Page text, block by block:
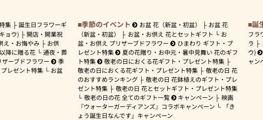
集
誕生日フラワーギ
ョウ)
開店・開業祝
え・お悔やみ
お供
降に贈る花
通夜・葬
ザーブドフラワー
季
レゼント特集
お盆
季節のイベント お盆 花（新盆・初盆）
お盆 花
（新盆・初盆）
お盆・お供え 花とセットギフト
お
盆・お供え プリザーブドフラワー
ひまわり ギフト・プ
レゼント特集
夏の花贈り・お中元・暑中見舞い 花のギフ
ト特集
敬老の日におくる花ギフト・プレゼント特集
敬老の日におくる花ギフト・プレゼント特集
敬老の日 花
のおすすめランキング
敬老の日 花鉢植えのギフト・プレ
ゼント特集
敬老の日 花とセットギフト・プレゼント特集
敬老の日の花 全てのギフト一覧
キャンペーン
映画
『ウォーターガーディアンズ』コラボキャンペーン
「き
ょう誕生日なんです」キャンペーン
誕
フラ
ラ
ウ)
ャン